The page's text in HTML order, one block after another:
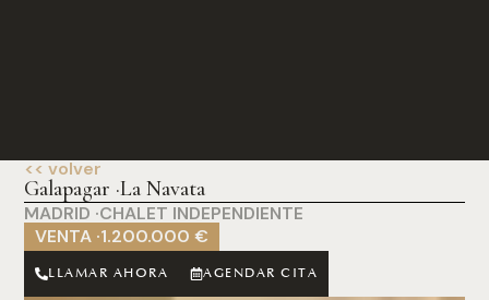
<< volver
Galapagar ·La Navata
MADRID ·CHALET INDEPENDIENTE
VENTA ·1.200.000 €
LLAMAR AHORA AGENDAR CITA